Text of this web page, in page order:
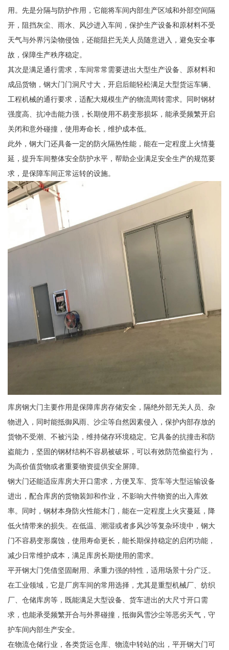
用。先是分隔与防护作用，它能将车间内部生产区域和外部空间隔
开，阻挡灰尘、雨水、风沙进入车间，保护生产设备和原材料不受
天气与外界污染物侵蚀，还能阻拦无关人员随意进入，避免安全事
故，保障生产秩序稳定。
其次是满足通行需求，车间常常需要进出大型生产设备、原材料和
成品货物，钢大门门洞尺寸大，开启后能轻松满足大型货运车辆、
工程机械的通行要求，适配大规模生产的物流周转需求。同时钢材
强度高、抗冲击能力强，长期使用不易变形损坏，能承受频繁开启
关闭和意外碰撞，使用寿命长，维护成本低。
此外，钢大门还具备一定的防火隔热性能，能在一定程度上火情蔓
延，提升车间整体安全防护水平，帮助企业满足安全生产的规范要
求，是保障车间正常运转的设施。
库房钢大门主要作用是保障库房存储安全，隔绝外部无关人员、杂
物进入，同时能抵御风雨、沙尘等自然因素侵入，保护内部存放的
货物不受潮、不被污染，维持储存环境稳定。它具备的抗撞击和防
盗能力，坚固的钢材结构不容易被破坏，可以有效防范偷盗行为，
为高价值货物或者重要物资提供安全屏障。
钢大门还能适应库房大开口需求，方便叉车、货车等大型运输设备
进出，配合库房的货物装卸和作业，不影响大件物资的出入库效
率。同时，钢材本身防火性能木门，能在一定程度上火灾蔓延，降
低火情带来的损失。在低温、潮湿或者多风沙等复杂环境中，钢大
门不容易变形腐蚀，使用寿命更长，能长期保持稳定的启闭功能，
减少日常维护成本，满足库房长期使用的需求。
平开钢大门凭借坚固耐用、承重力强的特性，适用场景十分广泛。
在工业领域，它是厂房车间的常用选择，尤其是重型机械厂、纺织
厂、仓储库房等，既能满足大型设备、货车进出的大尺寸开口需
求，也能承受频繁开合与外界碰撞，抵御风雪沙尘等恶劣天气，守
护车间内部生产安全。
在物流仓储行业，各类货运仓库、物流中转站的出，平开钢大门可